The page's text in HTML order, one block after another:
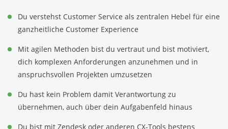
Du verstehst Customer Service als zentralen Hebel für eine
ganzheitliche Customer Experience
Mit agilen Methoden bist du vertraut und bist motiviert,
dich komplexen Anforderungen anzunehmen und in
anspruchsvollen Projekten umzusetzen
Du hast kein Problem damit Verantwortung zu
übernehmen, auch über dein Aufgabenfeld hinaus
Du bist mit Zendesk oder anderen CX-Tools bestens